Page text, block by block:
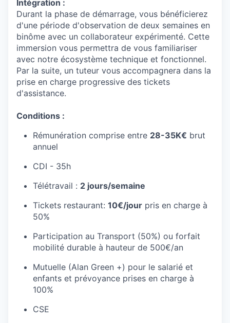
Intégration :
Durant la phase de démarrage, vous bénéficierez
d'une période d'observation de deux semaines en
binôme avec un collaborateur expérimenté. Cette
immersion vous permettra de vous familiariser
avec notre écosystème technique et fonctionnel.
Par la suite, un tuteur vous accompagnera dans la
prise en charge progressive des tickets
d'assistance.
Conditions :
Rémunération comprise entre 28-35K€ brut
annuel
CDI - 35h
Télétravail : 2 jours/semaine
Tickets restaurant: 10€/jour pris en charge à
50%
Participation au Transport (50%) ou forfait
mobilité durable à hauteur de 500€/an
Mutuelle (Alan Green +) pour le salarié et
enfants et prévoyance prises en charge à
100%
CSE